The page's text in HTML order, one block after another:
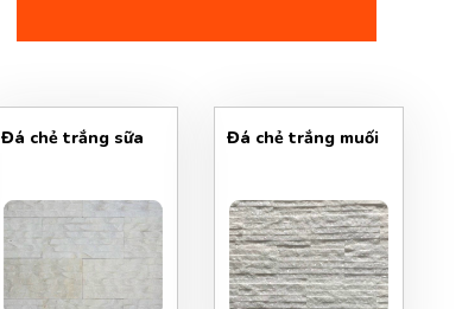
Đá chẻ trắng sữa Đá chẻ trắng muối